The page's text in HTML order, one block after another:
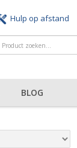
Hulp op afstand
BLOG